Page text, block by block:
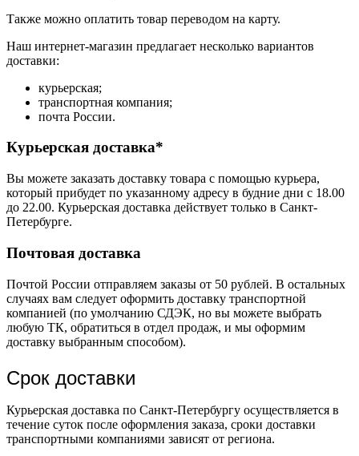
Также можно оплатить товар переводом на карту.
Наш интернет-магазин предлагает несколько вариантов
доставки:
курьерская;
транспортная компания;
почта России.
Курьерская доставка*
Вы можете заказать доставку товара с помощью курьера,
который прибудет по указанному адресу в будние дни с 18.00
до 22.00. Курьерская доставка действует только в Санкт-
Петербурге.
Почтовая доставка
Почтой России отправляем заказы от 50 рублей. В остальных
случаях вам следует оформить доставку транспортной
компанией (по умолчанию СДЭК, но вы можете выбрать
любую ТК, обратиться в отдел продаж, и мы оформим
доставку выбранным способом).
Срок доставки
Курьерская доставка по Санкт-Петербургу осуществляется в
течение суток после оформления заказа, сроки доставки
транспортными компаниями зависят от региона.